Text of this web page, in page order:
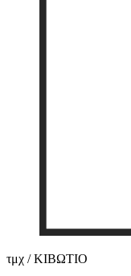
τμχ / ΚΙΒΩΤΙΟ